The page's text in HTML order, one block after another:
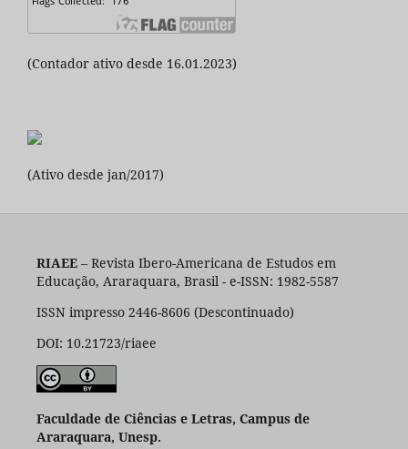
(Contador ativo desde 16.01.2023)
(Ativo desde jan/2017)
RIAEE– Revista Ibero-Americana de Estudos em
Educação, Araraquara, Brasil - e-ISSN: 1982-5587
ISSN impresso 2446-8606 (Descontinuado)
DOI: 10.21723/riaee
Faculdade de Ciências e Letras, Campus de
Araraquara, Unesp.